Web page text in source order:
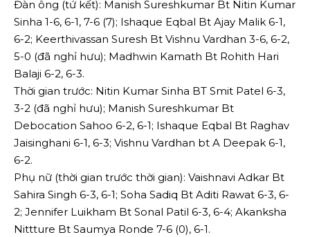
Đàn ông (tứ kết): Manish Sureshkumar Bt Nitin Kumar
Sinha 1-6, 6-1, 7-6 (7); Ishaque Eqbal Bt Ajay Malik 6-1,
6-2; Keerthivassan Suresh Bt Vishnu Vardhan 3-6, 6-2,
5-0 (đã nghỉ hưu); Madhwin Kamath Bt Rohith Hari
Balaji 6-2, 6-3.
Thời gian trước: Nitin Kumar Sinha BT Smit Patel 6-3,
3-2 (đã nghỉ hưu); Manish Sureshkumar Bt
Debocation Sahoo 6-2, 6-1; Ishaque Eqbal Bt Raghav
Jaisinghani 6-1, 6-3; Vishnu Vardhan bt A Deepak 6-1,
6-2.
Phụ nữ (thời gian trước thời gian): Vaishnavi Adkar Bt
Sahira Singh 6-3, 6-1; Soha Sadiq Bt Aditi Rawat 6-3, 6-
2; Jennifer Luikham Bt Sonal Patil 6-3, 6-4; Akanksha
Nittture Bt Saumya Ronde 7-6 (0), 6-1.